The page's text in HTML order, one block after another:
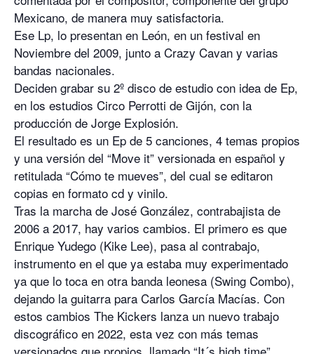
Mexicano, de manera muy satisfactoria.
Ese Lp, lo presentan en León, en un festival en
Noviembre del 2009, junto a Crazy Cavan y varias
bandas nacionales.
Deciden grabar su 2º disco de estudio con idea de Ep,
en los estudios Circo Perrotti de Gijón, con la
producción de Jorge Explosión.
El resultado es un Ep de 5 canciones, 4 temas propios
y una versión del “Move it” versionada en español y
retitulada “Cómo te mueves”, del cual se editaron
copias en formato cd y vinilo.
Tras la marcha de José González, contrabajista de
2006 a 2017, hay varios cambios. El primero es que
Enrique Yudego (Kike Lee), pasa al contrabajo,
instrumento en el que ya estaba muy experimentado
ya que lo toca en otra banda leonesa (Swing Combo),
dejando la guitarra para Carlos García Macías. Con
estos cambios The Kickers lanza un nuevo trabajo
discográfico en 2022, esta vez con más temas
versionados que propios, llamado “It´s high time”,